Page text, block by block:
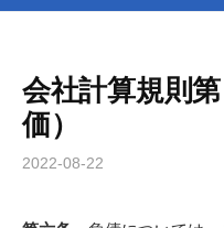
会社計算規則
価）
2022-08-22